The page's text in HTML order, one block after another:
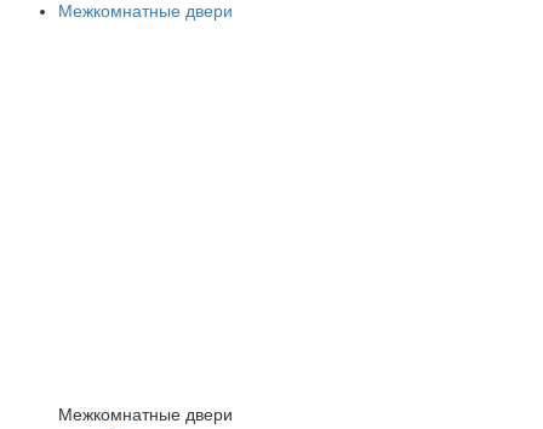
Межкомнатные двери
Межкомнатные двери